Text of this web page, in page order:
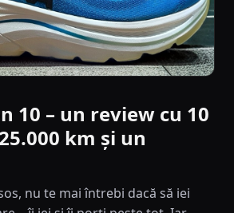
10 – un review cu 10
km și un
nu te mai întrebi dacă să iei